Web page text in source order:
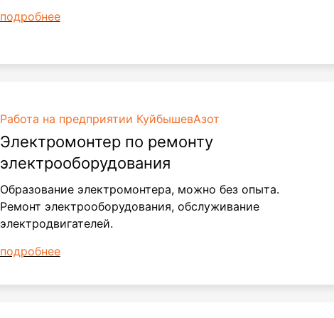
подробнее
Работа на предприятии КуйбышевАзот
Электромонтер по ремонту
электрооборудования
Образование электромонтера, можно без опыта.
Ремонт электрооборудования, обслуживание
электродвигателей.
подробнее